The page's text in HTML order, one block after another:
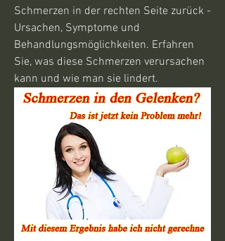
Schmerzen in der rechten Seite zurück -
Ursachen, Symptome und
Behandlungsmöglichkeiten. Erfahren
Sie, was diese Schmerzen verursachen
kann und wie man sie lindert.